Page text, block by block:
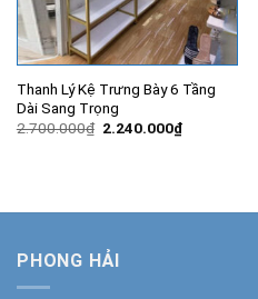
Thanh Lý Kệ Trưng Bày 6 Tầng
Dài Sang Trọng
2.700.000₫ Giá
2.240.000₫Giá
hiện
PHONG HẢI